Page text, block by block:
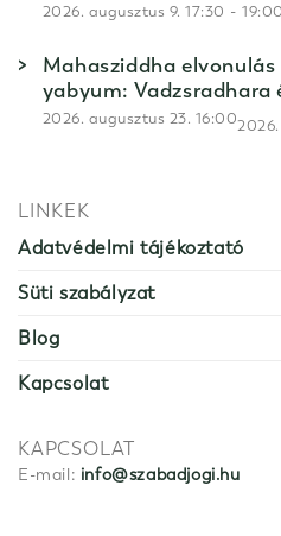
2026. augusztus 9. 17:30 -19:00
Mahasziddha
yabyum:
2026. augusztus 23. 16:00
LINKEK
Adatvédelmi tájékoztató
Süti szabályzat
Blog
Kapcsolat
KAPCSOLAT
E-mail: info@szabadjogi.hu